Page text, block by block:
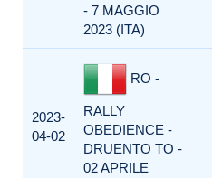
- 7 MAGGIO
2023 (ITA)
2023-
04-02
RO -
RALLY
OBEDIENCE -
DRUENTO TO -
02 APRILE